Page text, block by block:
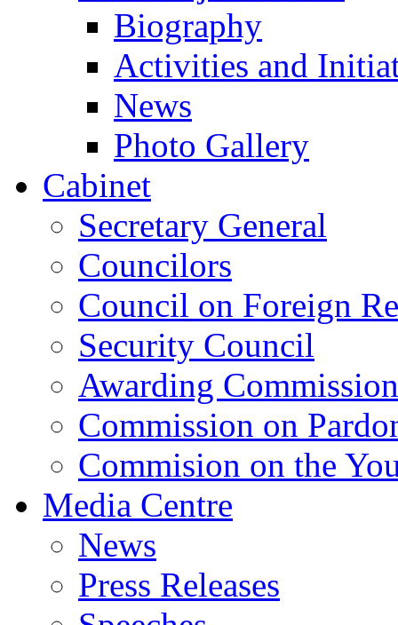
Biography
Activities and
News
Photo Gallery
Cabinet
Secretary General
Councilors
Council on Foreign
Security Council
Awarding Commission
Commission on
Commision on the
Media Centre
News
Press Releases